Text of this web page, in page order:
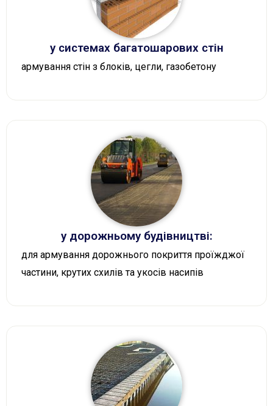
у системах багатошарових стін
армування стін з блоків, цегли, газобетону
у дорожньому будівництві:
для армування дорожнього покриття проїжджої
частини, крутих схилів та укосів насипів